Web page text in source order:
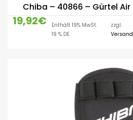
Chiba – 40866 – Gürtel Air
19,92€
Enthält 19% MwSt.
19 % DE
zzgl.
Versand